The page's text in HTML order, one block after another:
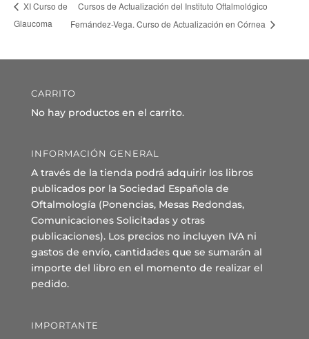
XI Curso de
Glaucoma
Cursos de Actualización del Instituto Oftalmológico
Fernández-Vega. Curso de Actualización en Córnea
CARRITO
No hay productos en el carrito.
INFORMACIÓN GENERAL
A través de la tienda podrá adquirir los libros
publicados por la Sociedad Española de
Oftalmología (Ponencias, Mesas Redondas,
Comunicaciones Solicitadas y otras
publicaciones). Los precios no incluyen IVA ni
gastos de envío, cantidades que se sumarán al
importe del libro en el momento de realizar el
pedido.
IMPORTANTE